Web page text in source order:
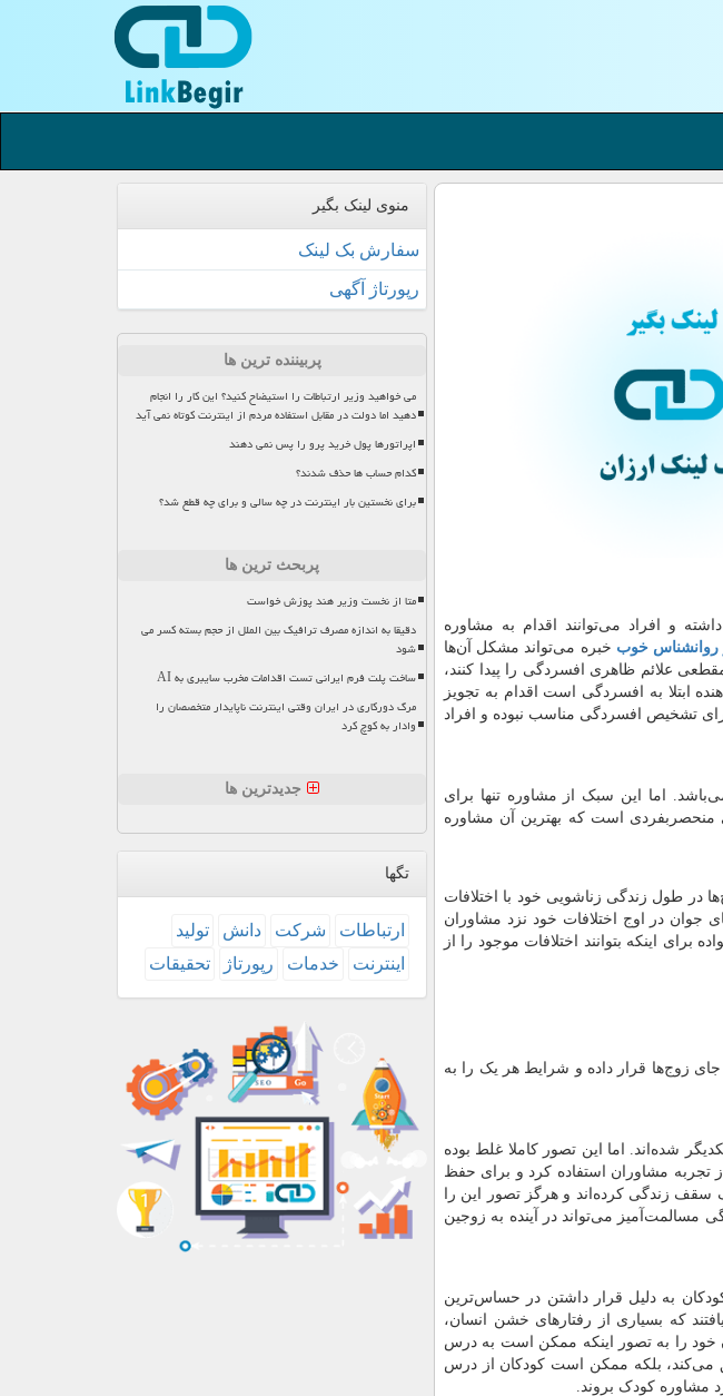
و افراد می‌توانند اقدام به مشاوره
روانشناس خوب خبره می‌تواند مشکل آن‌ها
علائم ظاهری افسردگی را پیدا کنند،
ابتلا به افسردگی است اقدام به تجویز
تشخیص افسردگی مناسب نبوده و افراد
اما این سبک از مشاوره تنها برای
است که بهترین آن مشاوره
در طول زندگی زناشویی خود با اختلافات
در اوج اختلافات خود نزد مشاوران
اینکه بتوانند اختلافات موجود را از
جای زوج‌ها قرار داده و شرایط هر یک را به
شده‌اند. اما این تصور کاملا غلط بوده
تجربه مشاوران استفاده کرد و برای حفظ
زندگی کرده‌اند و هرگز تصور این را
مسالمت‌آمیز می‌تواند در آینده به زوجین
کودکان به دلیل قرار داشتن در حساس‌ترین
که بسیاری از رفتارهای خشن انسان،
خود را به تصور اینکه ممکن است به درس
می‌کند، بلکه ممکن است کودکان از درس
مشاوره کودک بروند.
منوی لینک بگیر
سفارش بک لینک
رپورتاژ آگهی
پربیننده ترین ها
می خواهید وزیر ارتباطات را استیضاح کنید؟ این کار را انجام
دهید اما دولت در مقابل استفاده مردم از اینترنت کوتاه نمی آید
اپراتورها پول خرید پرو را پس نمی دهند
کدام حساب ها حذف شدند؟
برای نخستین بار اینترنت در چه سالی و برای چه قطع شد؟
پربحث ترین ها
متا از نخست وزیر هند پوزش خواست
دقیقا به اندازه مصرف ترافیک بین الملل از حجم بسته کسر می
شود
ساخت پلت فرم ایرانی تست اقدامات مخرب سایبری به AI
مرگ دورکاری در ایران وقتی اینترنت ناپایدار متخصصان را
وادار به کوچ کرد
جدیدترین ها
تگها
ارتباطات شركت دانش
تولید
اینترنت
خدمات رپورتاژ تحقیقات